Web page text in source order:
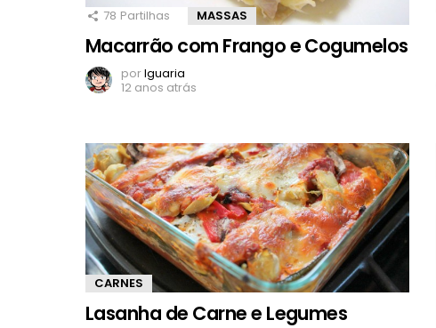
78 Partilhas MASSAS
Macarrão com Frango e Cogumelos
porIguaria
12 anos atrás
CARNES
Lasanha de Carne e Legumes